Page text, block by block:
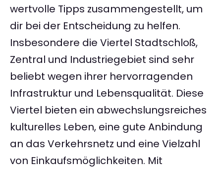
wertvolle Tipps zusammengestellt, um
dir bei der Entscheidung zu helfen.
Insbesondere die Viertel Stadtschloß,
Zentral und Industriegebiet sind sehr
beliebt wegen ihrer hervorragenden
Infrastruktur und Lebensqualität. Diese
Viertel bieten ein abwechslungsreiches
kulturelles Leben, eine gute Anbindung
an das Verkehrsnetz und eine Vielzahl
von Einkaufsmöglichkeiten. Mit